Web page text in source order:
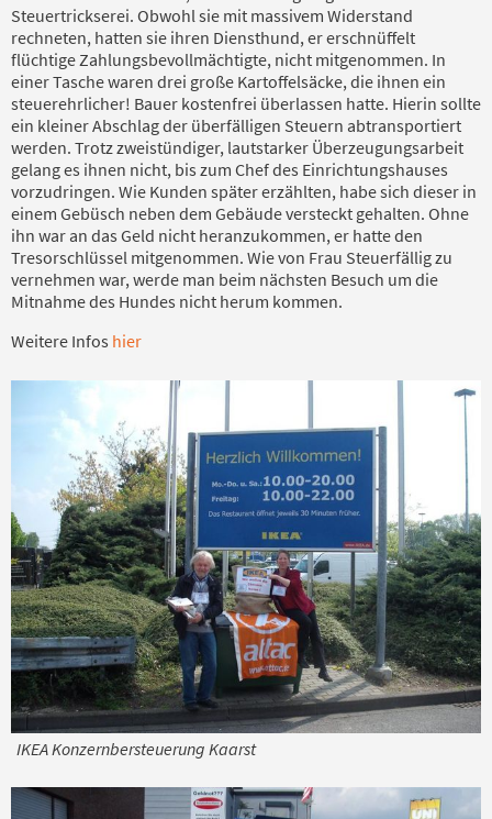
Steuertrickserei. Obwohl sie mit massivem Widerstand
rechneten, hatten sie ihren Diensthund, er erschnüffelt
flüchtige Zahlungsbevollmächtigte, nicht mitgenommen. In
einer Tasche waren drei große Kartoffelsäcke, die ihnen ein
steuerehrlicher! Bauer kostenfrei überlassen hatte. Hierin sollte
ein kleiner Abschlag der überfälligen Steuern abtransportiert
werden. Trotz zweistündiger, lautstarker Überzeugungsarbeit
gelang es ihnen nicht, bis zum Chef des Einrichtungshauses
vorzudringen. Wie Kunden später erzählten, habe sich dieser in
einem Gebüsch neben dem Gebäude versteckt gehalten. Ohne
ihn war an das Geld nicht heranzukommen, er hatte den
Tresorschlüssel mitgenommen. Wie von Frau Steuerfällig zu
vernehmen war, werde man beim nächsten Besuch um die
Mitnahme des Hundes nicht herum kommen.
Weitere Infos hier
IKEA Konzernbersteuerung Kaarst